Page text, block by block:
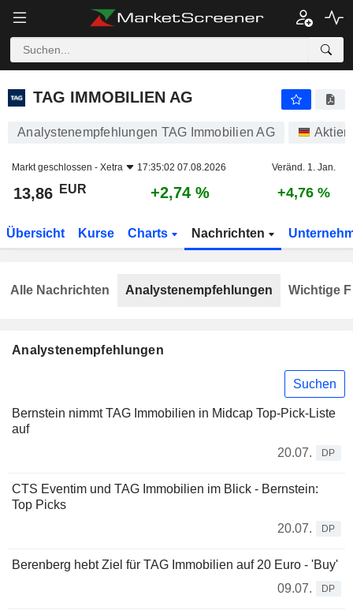
TAG IMMOBILIEN AG
TAG IMMOBILIEN AG
Analystenempfehlungen TAG Immobilien AG Aktien
Markt geschlossen - Xetra 17:35:02 07.08.2026 Veränd. 1. Jan.
13,86 EUR +2,74 % +4,76 %
Übersicht Kurse Charts Nachrichten
Analystenempfehlungen
Suchen
Bernstein nimmt TAG Immobilien in Midcap Top-Pick-Liste
auf
20.07.
DP
CTS Eventim und TAG Immobilien im Blick - Bernstein:
Top Picks
20.07.
DP
Berenberg hebt Ziel für TAG Immobilien auf 20 Euro - 'Buy'
09.07.
DP
Alle Nachrichten Analystenempfehlungen Wichtige